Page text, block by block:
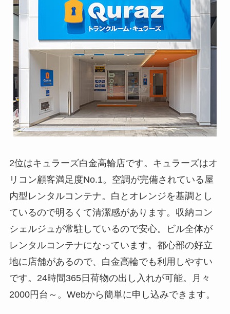
2位はキュラーズ白金高輪店です。キュラーズはオ
リコン顧客満足度No.1。空調が完備されている屋
内型レンタルコンテナ。白とオレンジを基調とし
ているので明るくて清潔感があります。収納コン
シェルジュが常駐しているので安心。ビル全体が
レンタルコンテナになっています。都心部の好立
地に店舗があるので、白金高輪でも利用しやすい
です。24時間365日荷物の出し入れが可能。月々
2000円台～。Webから簡単に申し込みできます。